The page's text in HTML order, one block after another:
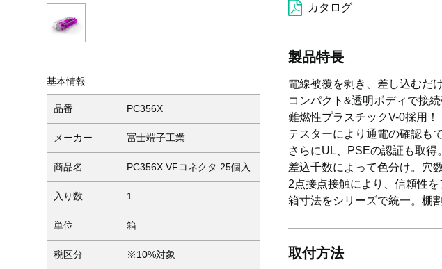
基本情報
品番 PC356X
メーカー 冨士端子工業
商品名 PC356X VFコネクタ 25個入
入り数 1
単位 箱
税区分 ※10%対象
カタログ
製品特長
電線被覆を剥き、差し込むだ
コンパクト&透明ボディで接続
難燃性プラスチックV-0採用！
テスターにより通電の確認も
さらにUL、PSEの認証も取得
差込千数によって色分け。穴
2点接点接触により、信頼性を
箱寸法をシリーズで統一。棚
取付方法